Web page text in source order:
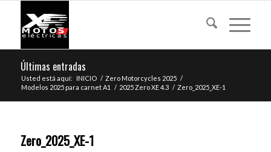
Últimas entradas
Usted está aquí: INICIO / Zero Motorcycles 2025 /
Modelos 2025 para carnet A1
/ 2025 Zero XE 4.3 / Zero_2025_XE-1
Zero_2025_XE-1